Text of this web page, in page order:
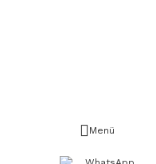
Menü